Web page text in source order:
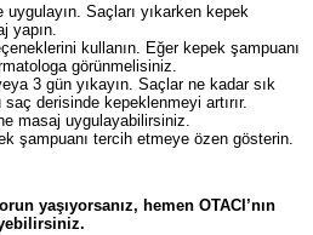
Saçları yıkarken kepek
yapın.
kullanın. Eğer kepek şampuanı
görünmelisiniz.
3 gün yıkayın. Saçlar ne kadar sık
derisinde kepeklenmeyi artırır.
masaj uygulayabilirsiniz.
şampuanı tercih etmeye özen gösterin.
yaşıyorsanız, hemen OTACI’nın